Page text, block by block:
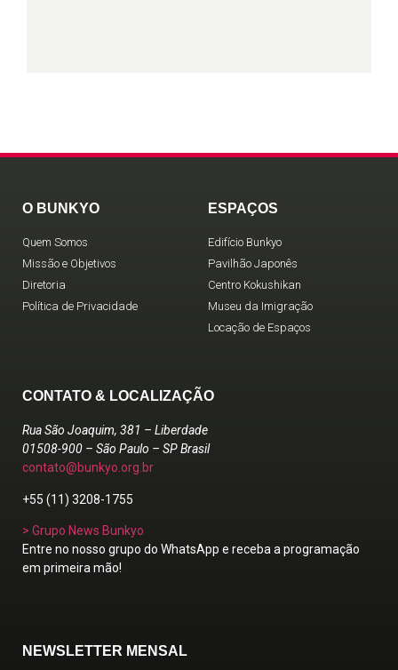
O BUNKYO
Quem Somos
Missão e Objetivos
Diretoria
Política de Privacidade
ESPAÇOS
Edifício Bunkyo
Pavilhão Japonês
Centro Kokushikan
Museu da Imigração
Locação de Espaços
CONTATO & LOCALIZAÇÃO
Rua São Joaquim, 381 – Liberdade
01508-900 – São Paulo – SP Brasil
contato@bunkyo.org.br
+55 (11) 3208-1755
> Grupo News Bunkyo
Entre no nosso grupo do WhatsApp e receba a programação
em primeira mão!
NEWSLETTER MENSAL